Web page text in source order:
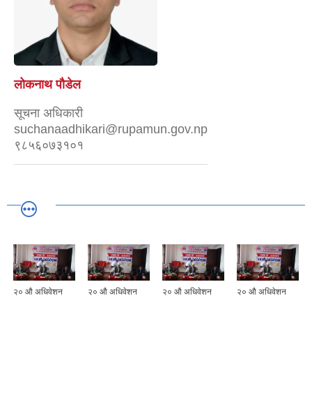
लोकनाथ पौडेल
सूचना अधिकारी
suchanaadhikari@rupamun.gov.np
९८५६०७३१०१
२० ‌औ अधिवेशन २० ‌औ अधिवेशन २० ‌औ अधिवेशन २० ‌औ अधिवेशन